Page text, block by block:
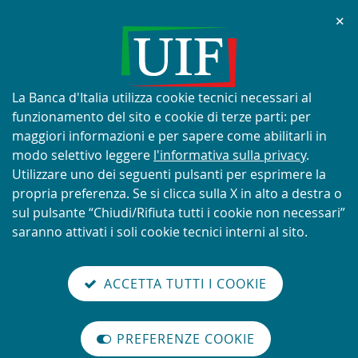
Tentativi di truffa con utilizzo
improprio del nome e del logo
della UIF
SCOPRI DI PIÙ
Cerca
nel
Organizzazione
Segnalazioni operazioni
✕
Informativa
sui
cookie:
La Banca d'Italia utilizza cookie tecnici necessari al
funzionamento del sito e cookie di terze parti: per
maggiori informazioni e per sapere come abilitarli in
modo selettivo leggere l'informativa sulla privacy.
Utilizzare uno dei seguenti pulsanti per esprimere la
propria preferenza. Se si clicca sulla X in alto a destra o
sul pulsante “Chiudi/Rifiuta tutti i cookie non necessari”
saranno attivati i soli cookie tecnici interni al sito.
ACCETTA TUTTI I COOKIE
PREFERENZE COOKIE